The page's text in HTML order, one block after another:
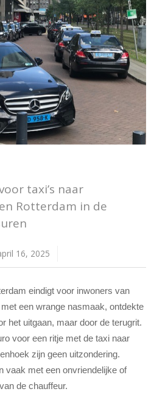
taxi’s naar
Rotterdam in de
16, 2025
eindigt voor inwoners van
een wrange nasmaak, ontdekte
het uitgaan, maar door de terugrit.
voor een ritje met de taxi naar
zijn geen uitzondering.
vaak met een onvriendelijke of
de chauffeur.